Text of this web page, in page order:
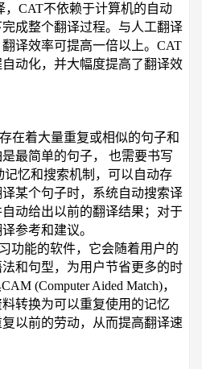
CAT不依赖于计算机的自动
成整个翻译过程。与人工翻译
译效率可提高一倍以上。CAT
动化，并大幅度提高了翻译效
在着大量重复或相似的句子和
最简单的句子， 也需要书写
忆和搜索机制，可以自动存
某个句子时，系统自动搜索译
动给出以前的翻译结果；对于
参考和建议。
功能的软件，它会随着用户的
和句型，为用户节省更多的时
(Computer Aided Match)，
转换为可以重复使用的记忆
以前的劳动，从而提高翻译速